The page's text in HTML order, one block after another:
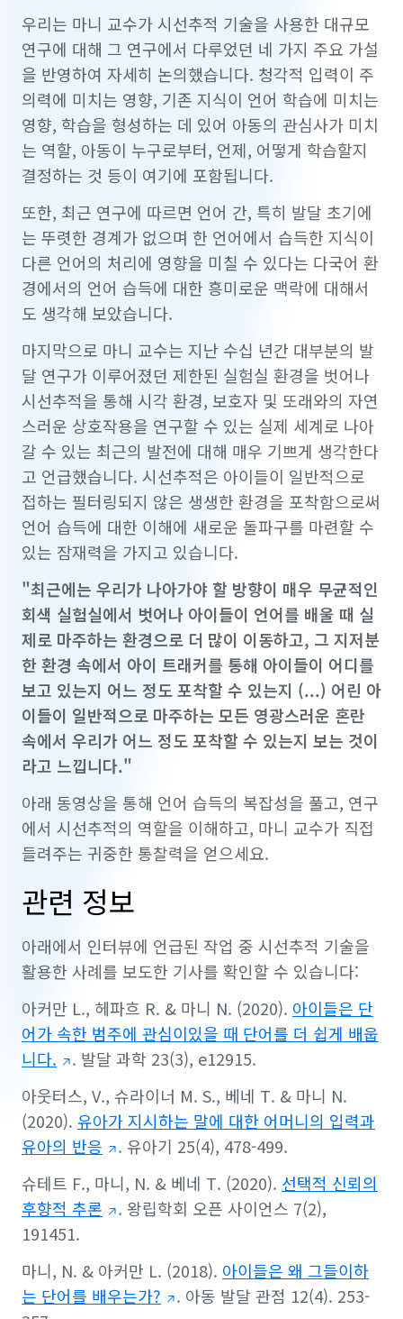
우리는 마니 교수가 시선추적 기술을 사용한 대규모
연구에 대해 그 연구에서 다루었던 네 가지 주요 가설
을 반영하여 자세히 논의했습니다. 청각적 입력이 주
의력에 미치는 영향, 기존 지식이 언어 학습에 미치는
영향, 학습을 형성하는 데 있어 아동의 관심사가 미치
는 역할, 아동이 누구로부터, 언제, 어떻게 학습할지
결정하는 것 등이 여기에 포함됩니다.
또한, 최근 연구에 따르면 언어 간, 특히 발달 초기에
는 뚜렷한 경계가 없으며 한 언어에서 습득한 지식이
다른 언어의 처리에 영향을 미칠 수 있다는 다국어 환
경에서의 언어 습득에 대한 흥미로운 맥락에 대해서
도 생각해 보았습니다.
마지막으로 마니 교수는 지난 수십 년간 대부분의 발
달 연구가 이루어졌던 제한된 실험실 환경을 벗어나
시선추적을 통해 시각 환경, 보호자 및 또래와의 자연
스러운 상호작용을 연구할 수 있는 실제 세계로 나아
갈 수 있는 최근의 발전에 대해 매우 기쁘게 생각한다
고 언급했습니다. 시선추적은 아이들이 일반적으로
접하는 필터링되지 않은 생생한 환경을 포착함으로써
언어 습득에 대한 이해에 새로운 돌파구를 마련할 수
있는 잠재력을 가지고 있습니다.
"최근에는 우리가 나아가야 할 방향이 매우 무균적인
회색 실험실에서 벗어나 아이들이 언어를 배울 때 실
제로 마주하는 환경으로 더 많이 이동하고, 그 지저분
한 환경 속에서 아이 트래커를 통해 아이들이 어디를
보고 있는지 어느 정도 포착할 수 있는지 (...) 어린 아
이들이 일반적으로 마주하는 모든 영광스러운 혼란
속에서 우리가 어느 정도 포착할 수 있는지 보는 것이
라고 느낍니다."
아래 동영상을 통해 언어 습득의 복잡성을 풀고, 연구
에서 시선추적의 역할을 이해하고, 마니 교수가 직접
들려주는 귀중한 통찰력을 얻으세요.
관련 정보
아래에서 인터뷰에 언급된 작업 중 시선추적 기술을
활용한 사례를 보도한 기사를 확인할 수 있습니다:
아커만 L., 헤파흐 R. & 마니 N. (2020). 아이들은 단
어가 속한 범주에 관심이있을 때 단어를 더 쉽게 배웁
니다.
. 발달 과학 23(3), e12915.
아웃터스, V., 슈라이너 M. S., 베네 T. & 마니 N.
(2020). 유아가 지시하는 말에 대한 어머니의 입력과
유아의 반응
. 유아기 25(4), 478-499.
슈테트 F., 마니, N. & 베네 T. (2020). 선택적 신뢰의
후향적 추론
. 왕립학회 오픈 사이언스 7(2),
191451.
마니, N. & 아커만 L. (2018). 아이들은 왜 그들이하
는 단어를 배우는가?
. 아동 발달 관점 12(4). 253-